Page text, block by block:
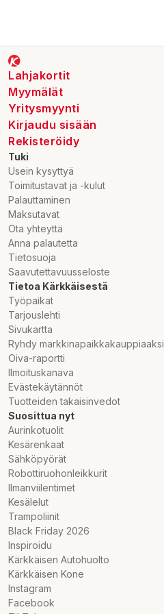
Lahjakortit
Myymälät
Yritysmyynti
Kirjaudu sisään
Rekisteröidy
Tuki
Usein kysyttyä
Toimitustavat ja -kulut
Palauttaminen
Maksutavat
Ota yhteyttä
Anna palautetta
Tietosuoja
Saavutettavuusseloste
Tietoa Kärkkäisestä
Työpaikat
Tarjouslehti
Sivukartta
Ryhdy markkinapaikkakauppiaaksi
Oiva-raportti
Ilmoituskanava
Evästekäytännöt
Tuotteiden takaisinvedot
Suosittua nyt
Aurinkotuolit
Kesärenkaat
Sähköpyörät
Robottiruohonleikkurit
Ilmanviilentimet
Kesälelut
Trampoliinit
Black Friday 2026
Inspiroidu
Kärkkäisen Autohuolto
Kärkkäisen Kone
Instagram
Facebook